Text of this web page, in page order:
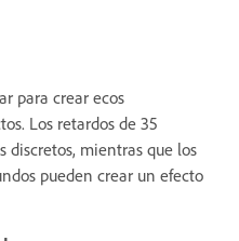
para crear ecos
Los retardos de 35
discretos, mientras que los
pueden crear un efecto